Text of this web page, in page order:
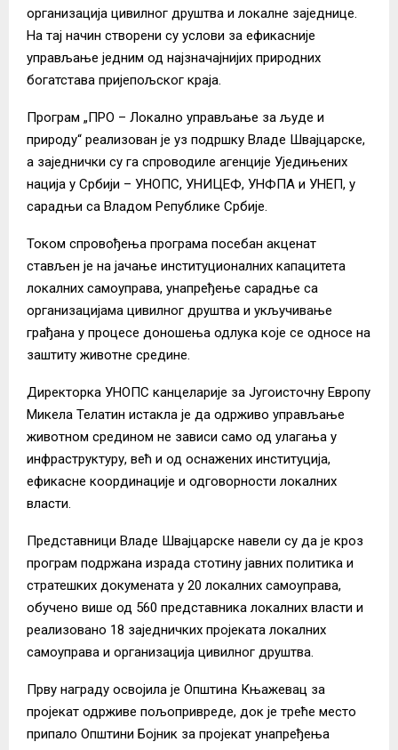
организација цивилног друштва и локалне заједнице.
На тај начин створени су услови за ефикасније
управљање једним од најзначајнијих природних
богатстава пријепољског краја.
Програм „ПРО – Локално управљање за људе и
природу“ реализован је уз подршку Владе Швајцарске,
а заједнички су га спроводиле агенције Уједињених
нација у Србији – УНОПС, УНИЦЕФ, УНФПА и УНЕП, у
сарадњи са Владом Републике Србије.
Током спровођења програма посебан акценат
стављен је на јачање институционалних капацитета
локалних самоуправа, унапређење сарадње са
организацијама цивилног друштва и укључивање
грађана у процесе доношења одлука које се односе на
заштиту животне средине.
Директорка УНОПС канцеларије за Југоисточну Европу
Микела Телатин истакла је да одрживо управљање
животном средином не зависи само од улагања у
инфраструктуру, већ и од оснажених институција,
ефикасне координације и одговорности локалних
власти.
Представници Владе Швајцарске навели су да је кроз
програм подржана израда стотину јавних политика и
стратешких докумената у 20 локалних самоуправа,
обучено више од 560 представника локалних власти и
реализовано 18 заједничких пројеката локалних
самоуправа и организација цивилног друштва.
Прву награду освојила је Општина Књажевац за
пројекат одрживе пољопривреде, док је треће место
припало Општини Бојник за пројекат унапређења